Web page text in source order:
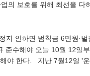
의 보호를 위해 최선을
지 안하면 범칙금 6만원·
준수해야 오늘 10월 12일
야 한다. 지난 7월12일 '